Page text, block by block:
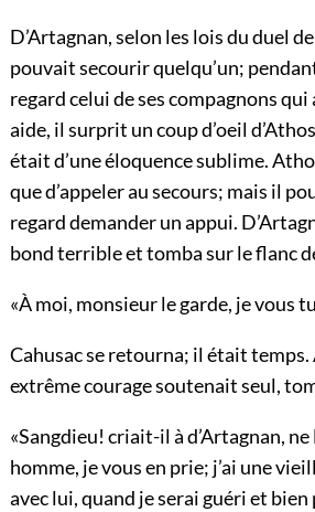
D’Artagnan, selon les lois du duel
pouvait secourir quelqu’un;
regard celui de ses compagnons
aide, il surprit un coup d’oeil
était d’une éloquence sublime.
que d’appeler au secours; mais il
regard demander un appui.
bond terrible et tomba sur le flanc
«À moi, monsieur le garde, je vous
Cahusac se retourna; il était temps.
extrême courage soutenait seul,
«Sangdieu! criait-il à d’Artagnan,
homme, je vous en prie; j’ai une
avec lui, quand je serai guéri et